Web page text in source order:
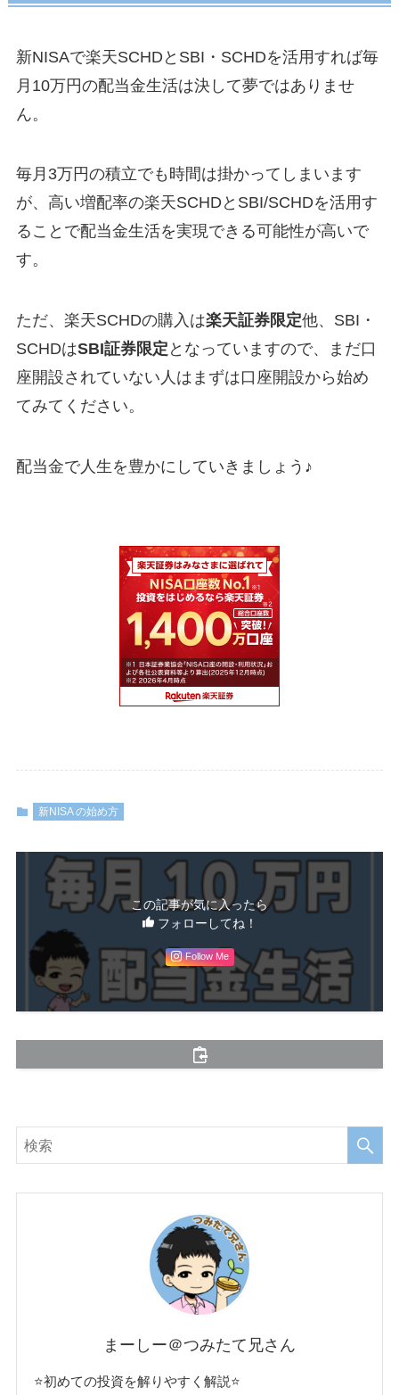
新NISAで楽天SCHDとSBI・SCHDを活用すれば毎
月10万円の配当金生活は決して夢ではありませ
ん。
毎月3万円の積立でも時間は掛かってしまいます
が、高い増配率の楽天SCHDとSBI/SCHDを活用す
ることで配当金生活を実現できる可能性が高いで
す。
ただ、楽天SCHDの購入は楽天証券限定他、SBI・
SCHDはSBI証券限定 となっていますので、まだ口
座開設されていない人はまずは口座開設から始め
てみてください。
配当金で人生を豊かにしていきましょう♪
新NISA の始め方
この記事が気に入ったら
フォローしてね！
Follow Me
まーしー＠つみたて兄さん
⭐初めての投資を解りやすく解説⭐